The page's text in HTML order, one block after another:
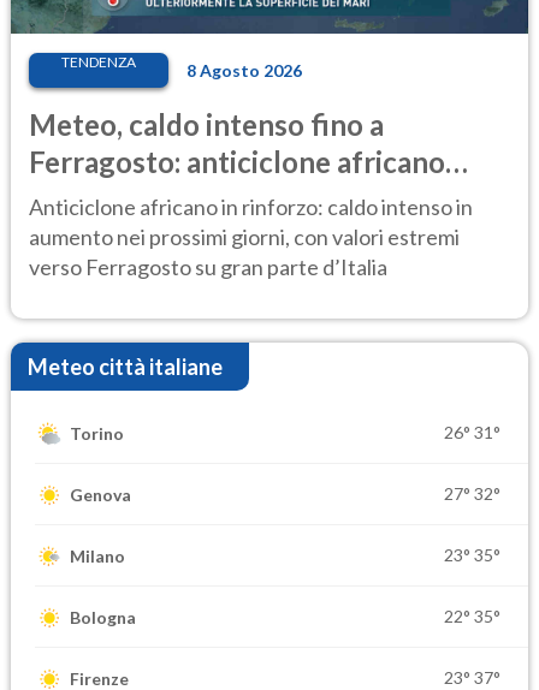
TENDENZA 8 Agosto 2026
Meteo, caldo intenso fino a
Ferragosto: anticiclone africano
ancora protagonista
Anticiclone africano in rinforzo: caldo intenso in
aumento nei prossimi giorni, con valori estremi
verso Ferragosto su gran parte d’Italia
Meteo città italiane
Torino 26° 31°
Genova 27° 32°
Milano 23° 35°
Bologna 22° 35°
Firenze 23° 37°